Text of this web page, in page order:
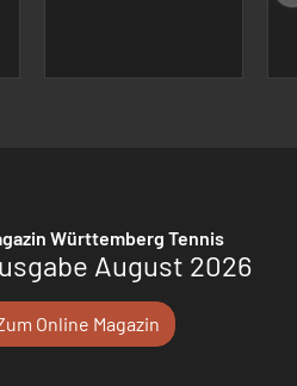
Württemberg Tennis
August 2026
Online Magazin